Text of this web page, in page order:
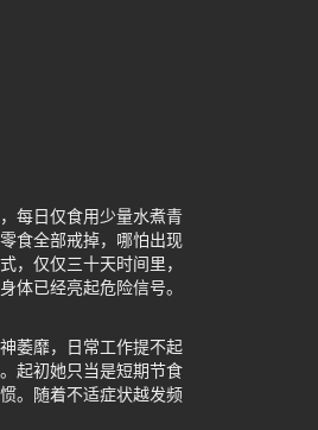
每日仅食用少量水煮青
食全部戒掉，哪怕出现
，仅仅三十天时间里，
体已经亮起危险信号。
萎靡，日常工作提不起
起初她只当是短期节食
。随着不适症状越发频